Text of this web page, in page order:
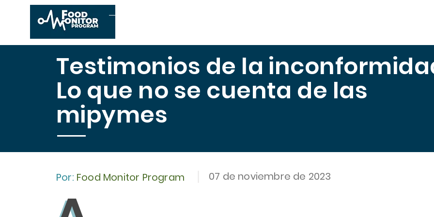
Testimonios de la
Lo que no se cuenta de las
mipymes
Por: Food Monitor Program 07 de noviembre de 2023